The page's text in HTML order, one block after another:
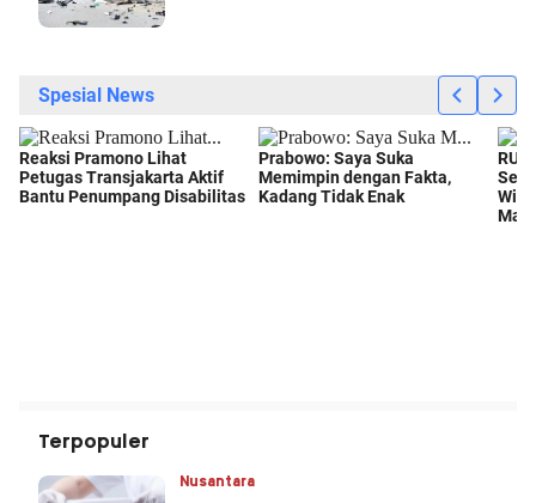
Terpopuler
Nusantara